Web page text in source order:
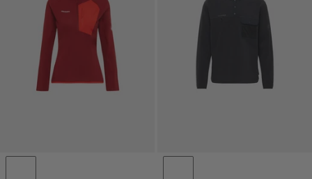
HÖCHSTER PREIS
NEUHEITEN
BEWERTUNG